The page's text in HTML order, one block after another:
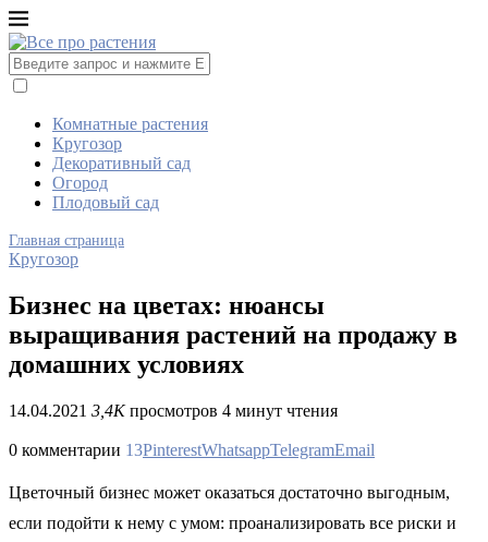
Комнатные растения
Кругозор
Декоративный сад
Огород
Плодовый сад
Главная страница
Кругозор
Бизнес на цветах: нюансы
выращивания растений на продажу в
домашних условиях
14.04.2021 3,4Kпросмотров 4 минут чтения
0 комментарии 13PinterestWhatsappTelegramEmail
Цветочный бизнес может оказаться достаточно выгодным,
если подойти к нему с умом: проанализировать все риски и